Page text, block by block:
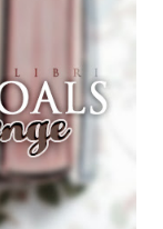
Laura Lancini
maggiore del
che guardi
notato. L'ho
ch...